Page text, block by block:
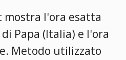
l'ora esatta
Papa (Italia) e l'ora
Metodo utilizzato